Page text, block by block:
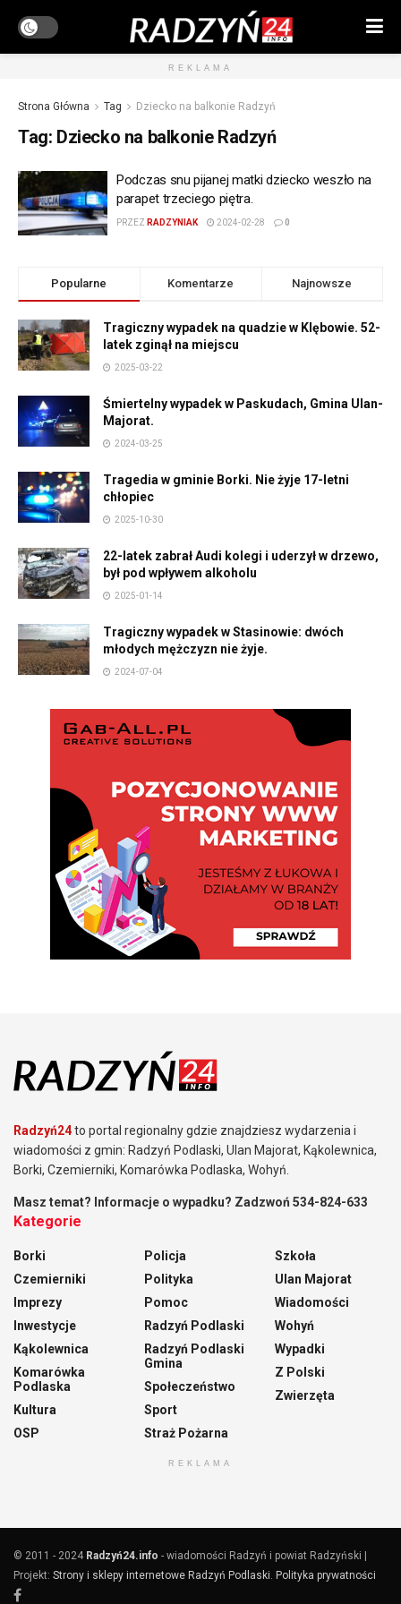
REKLAMA
Strona Główna Tag Dziecko na balkonie Radzyń
Tag: Dziecko na balkonie Radzyń
Podczas snu pijanej matki dziecko weszło na
parapet trzeciego piętra.
PRZEZ RADZYNIAK 2024-02-28 0
Popularne Komentarze Najnowsze
Tragiczny wypadek na quadzie w Klębowie. 52-
latek zginął na miejscu
2025-03-22
Śmiertelny wypadek w Paskudach, Gmina Ulan-
Majorat.
2024-03-25
Tragedia w gminie Borki. Nie żyje 17-letni
chłopiec
2025-10-30
22-latek zabrał Audi kolegi i uderzył w drzewo,
był pod wpływem alkoholu
2025-01-14
Tragiczny wypadek w Stasinowie: dwóch
młodych mężczyzn nie żyje.
2024-07-04
Radzyń24to portal regionalny gdzie znajdziesz wydarzenia i
wiadomości z gmin: Radzyń Podlaski, Ulan Majorat, Kąkolewnica,
Borki, Czemierniki, Komarówka Podlaska, Wohyń.
Masz temat? Informacje o wypadku? Zadzwoń 534-824-633
Kategorie
Borki
Czemierniki
Imprezy
Inwestycje
Kąkolewnica
Komarówka
Podlaska
Kultura
OSP
Policja
Polityka
Pomoc
Radzyń Podlaski
Radzyń Podlaski
Gmina
Społeczeństwo
Sport
Straż Pożarna
Szkoła
Ulan Majorat
Wiadomości
Wohyń
Wypadki
Z Polski
Zwierzęta
REKLAMA
© 2011 - 2024 Radzyń24.info - wiadomości Radzyń i powiat Radzyński |
Projekt: Strony i sklepy internetowe Radzyń Podlaski Polityka prywatności